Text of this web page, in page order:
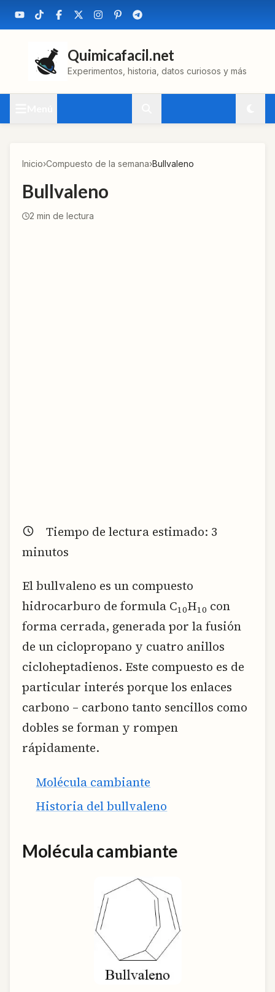
Quimicafacil.net
Experimentos, historia, datos curiosos y más
Inicio›Compuesto de la semana›Bullvaleno
Bullvaleno
2 min de lectura
Tiempo de lectura estimado: 3
minutos
El bullvaleno es un compuesto
hidrocarburo de formula C10H10 con
forma cerrada, generada por la fusión
de un ciclopropano y cuatro anillos
cicloheptadienos. Este compuesto es de
particular interés porque los enlaces
carbono – carbono tanto sencillos como
dobles se forman y rompen
rápidamente.
Molécula cambiante
Historia del bullvaleno
Molécula cambiante